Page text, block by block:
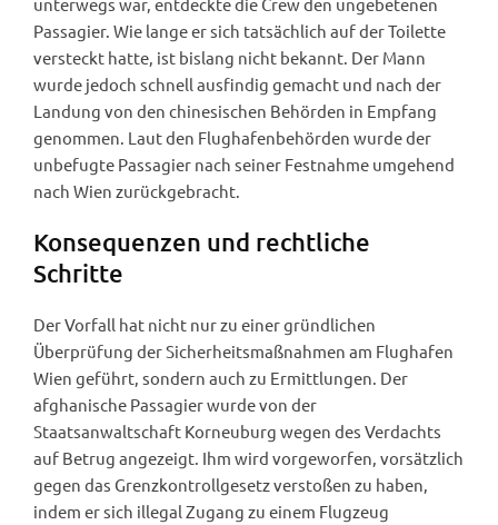
Passagier. Wie lange er sich tatsächlich auf der Toilette
versteckt hatte, ist bislang nicht bekannt. Der Mann
wurde jedoch schnell ausfindig gemacht und nach der
Landung von den chinesischen Behörden in Empfang
genommen. Laut den Flughafenbehörden wurde der
unbefugte Passagier nach seiner Festnahme umgehend
nach Wien zurückgebracht.
Konsequenzen und rechtliche
Schritte
Der Vorfall hat nicht nur zu einer gründlichen
Überprüfung der Sicherheitsmaßnahmen am Flughafen
Wien geführt, sondern auch zu Ermittlungen. Der
afghanische Passagier wurde von der
Staatsanwaltschaft Korneuburg wegen des Verdachts
auf Betrug angezeigt. Ihm wird vorgeworfen, vorsätzlich
gegen das Grenzkontrollgesetz verstoßen zu haben,
indem er sich illegal Zugang zu einem Flugzeug